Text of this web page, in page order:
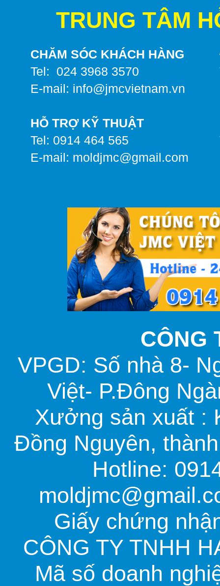
TRUNG TÂM
CHĂM SÓC KHÁCH HÀNG
Tel: 024 3968 3570
E-mail: info@jmcvietnam.vn
HỖ TRỢ KỸ THUẬT
Tel: 0914 464 565
E-mail: moldjmc@gmail.com
CÔNG
VPGD: Số nhà 8-
Việt- P.Đông
Xưởng sản xuất :
Đồng Nguyên,
Hotline:
Giấy chứng
CÔNG TY TNHH
Mã số doanh